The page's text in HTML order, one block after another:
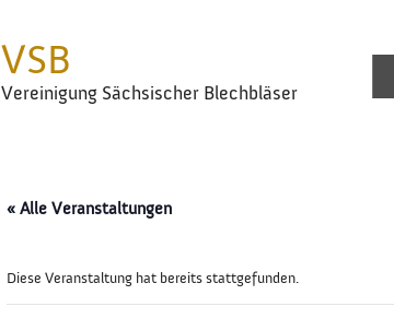
VSB
Vereinigung Sächsischer Blechbläser
« Alle Veranstaltungen
Diese Veranstaltung hat bereits stattgefunden.